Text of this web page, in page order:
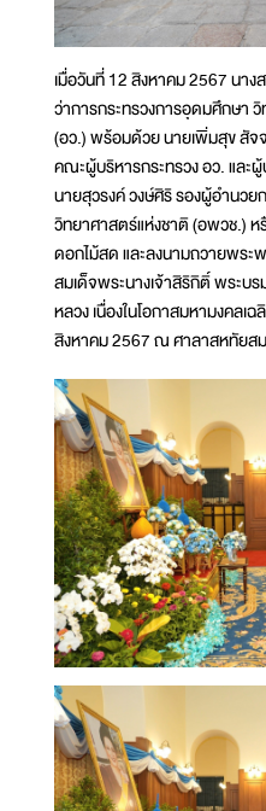
เมื่อวันที่ 12 สิงหาคม 2567 นา
ว่าการกระทรวงการอุดมศึกษา
(อว.) พร้อมด้วย นายเพิ่มสุข สั
คณะผู้บริหารกระทรวง อว. และ
นายสุวรงค์ วงษ์ศิริ รองผู้อำน
วิทยาศาสตร์แห่งชาติ (อพวช.)
ดอกไม้สด และลงนามถวายพระ
สมเด็จพระนางเจ้าสิริกิติ์ พระ
หลวง เนื่องในโอกาสมหามงคล
สิงหาคม 2567 ณ ศาลาสหทัยส